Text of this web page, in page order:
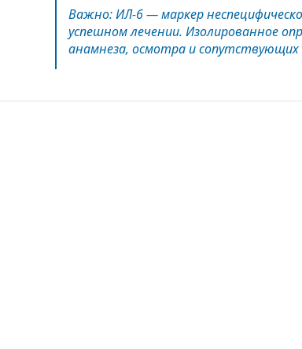
Важно: ИЛ-6 — маркер
успешном лечении. Изолированное
анамнеза, осмотра и сопутствующих